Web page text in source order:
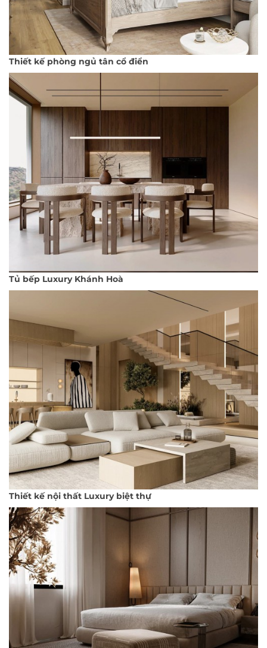
Thiết kế phòng ngủ tân cổ điển
Tủ bếp Luxury Khánh Hoà
Thiết kế nội thất Luxury biệt thự